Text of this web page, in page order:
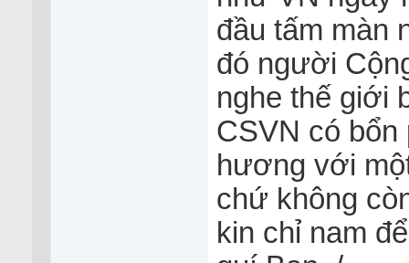
đầu tấm màn
đó người
nghe thế giới
CSVN có bổn
hương với
chứ không
kin chỉ nam